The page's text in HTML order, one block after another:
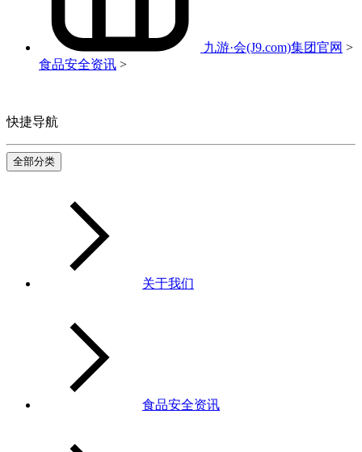
九游·会(J9.com)集团官网 >
食品安全资讯 >
快捷导航
全部分类
关于我们
食品安全资讯